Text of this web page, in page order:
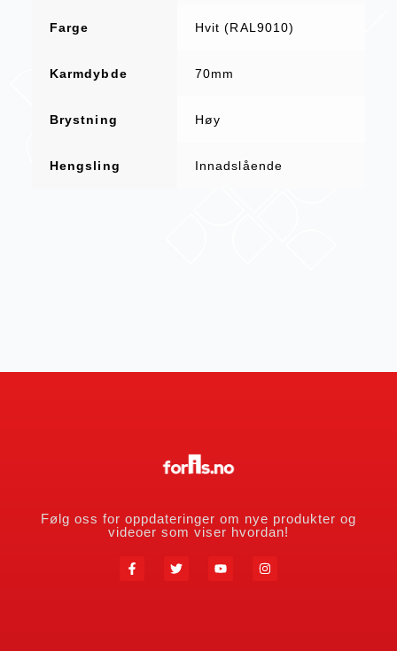
Farge Hvit (RAL9010)
Karmdybde 70mm
Brystning Høy
Hengsling Innadslående
Følg oss for oppdateringer om nye produkter og
videoer som viser hvordan!